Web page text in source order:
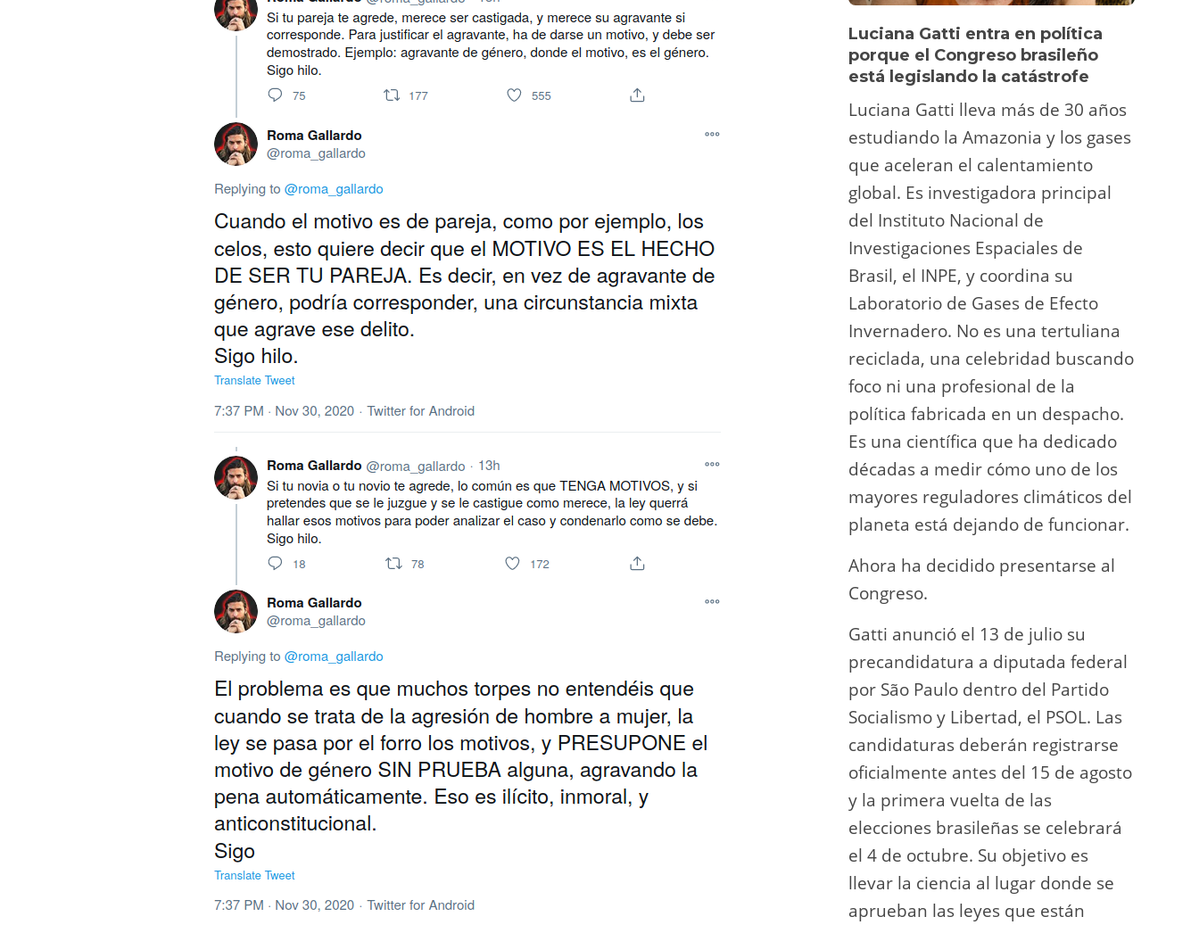
Luciana Gatti entra en política
porque el Congreso brasileño
está legislando la catástrofe
Luciana Gatti lleva más de 30 años
estudiando la Amazonia y los gases
que aceleran el calentamiento
global. Es investigadora principal
del Instituto Nacional de
Investigaciones Espaciales de
Brasil, el INPE, y coordina su
Laboratorio de Gases de Efecto
Invernadero. No es una tertuliana
reciclada, una celebridad buscando
foco ni una profesional de la
política fabricada en un despacho.
Es una científica que ha dedicado
décadas a medir cómo uno de los
mayores reguladores climáticos del
planeta está dejando de funcionar.
Ahora ha decidido presentarse al
Congreso.
Gatti anunció el 13 de julio su
precandidatura a diputada federal
por São Paulo dentro del Partido
Socialismo y Libertad, el PSOL. Las
candidaturas deberán registrarse
oficialmente antes del 15 de agosto
y la primera vuelta de las
elecciones brasileñas se celebrará
el 4 de octubre. Su objetivo es
llevar la ciencia al lugar donde se
aprueban las leyes que están